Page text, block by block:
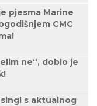
pjesma Marine
CMC
ne“, dobio je
s aktualnog